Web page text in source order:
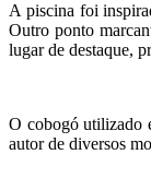
A piscina foi
Outro ponto
lugar de destaque,
O cobogó utilizado
autor de diversos